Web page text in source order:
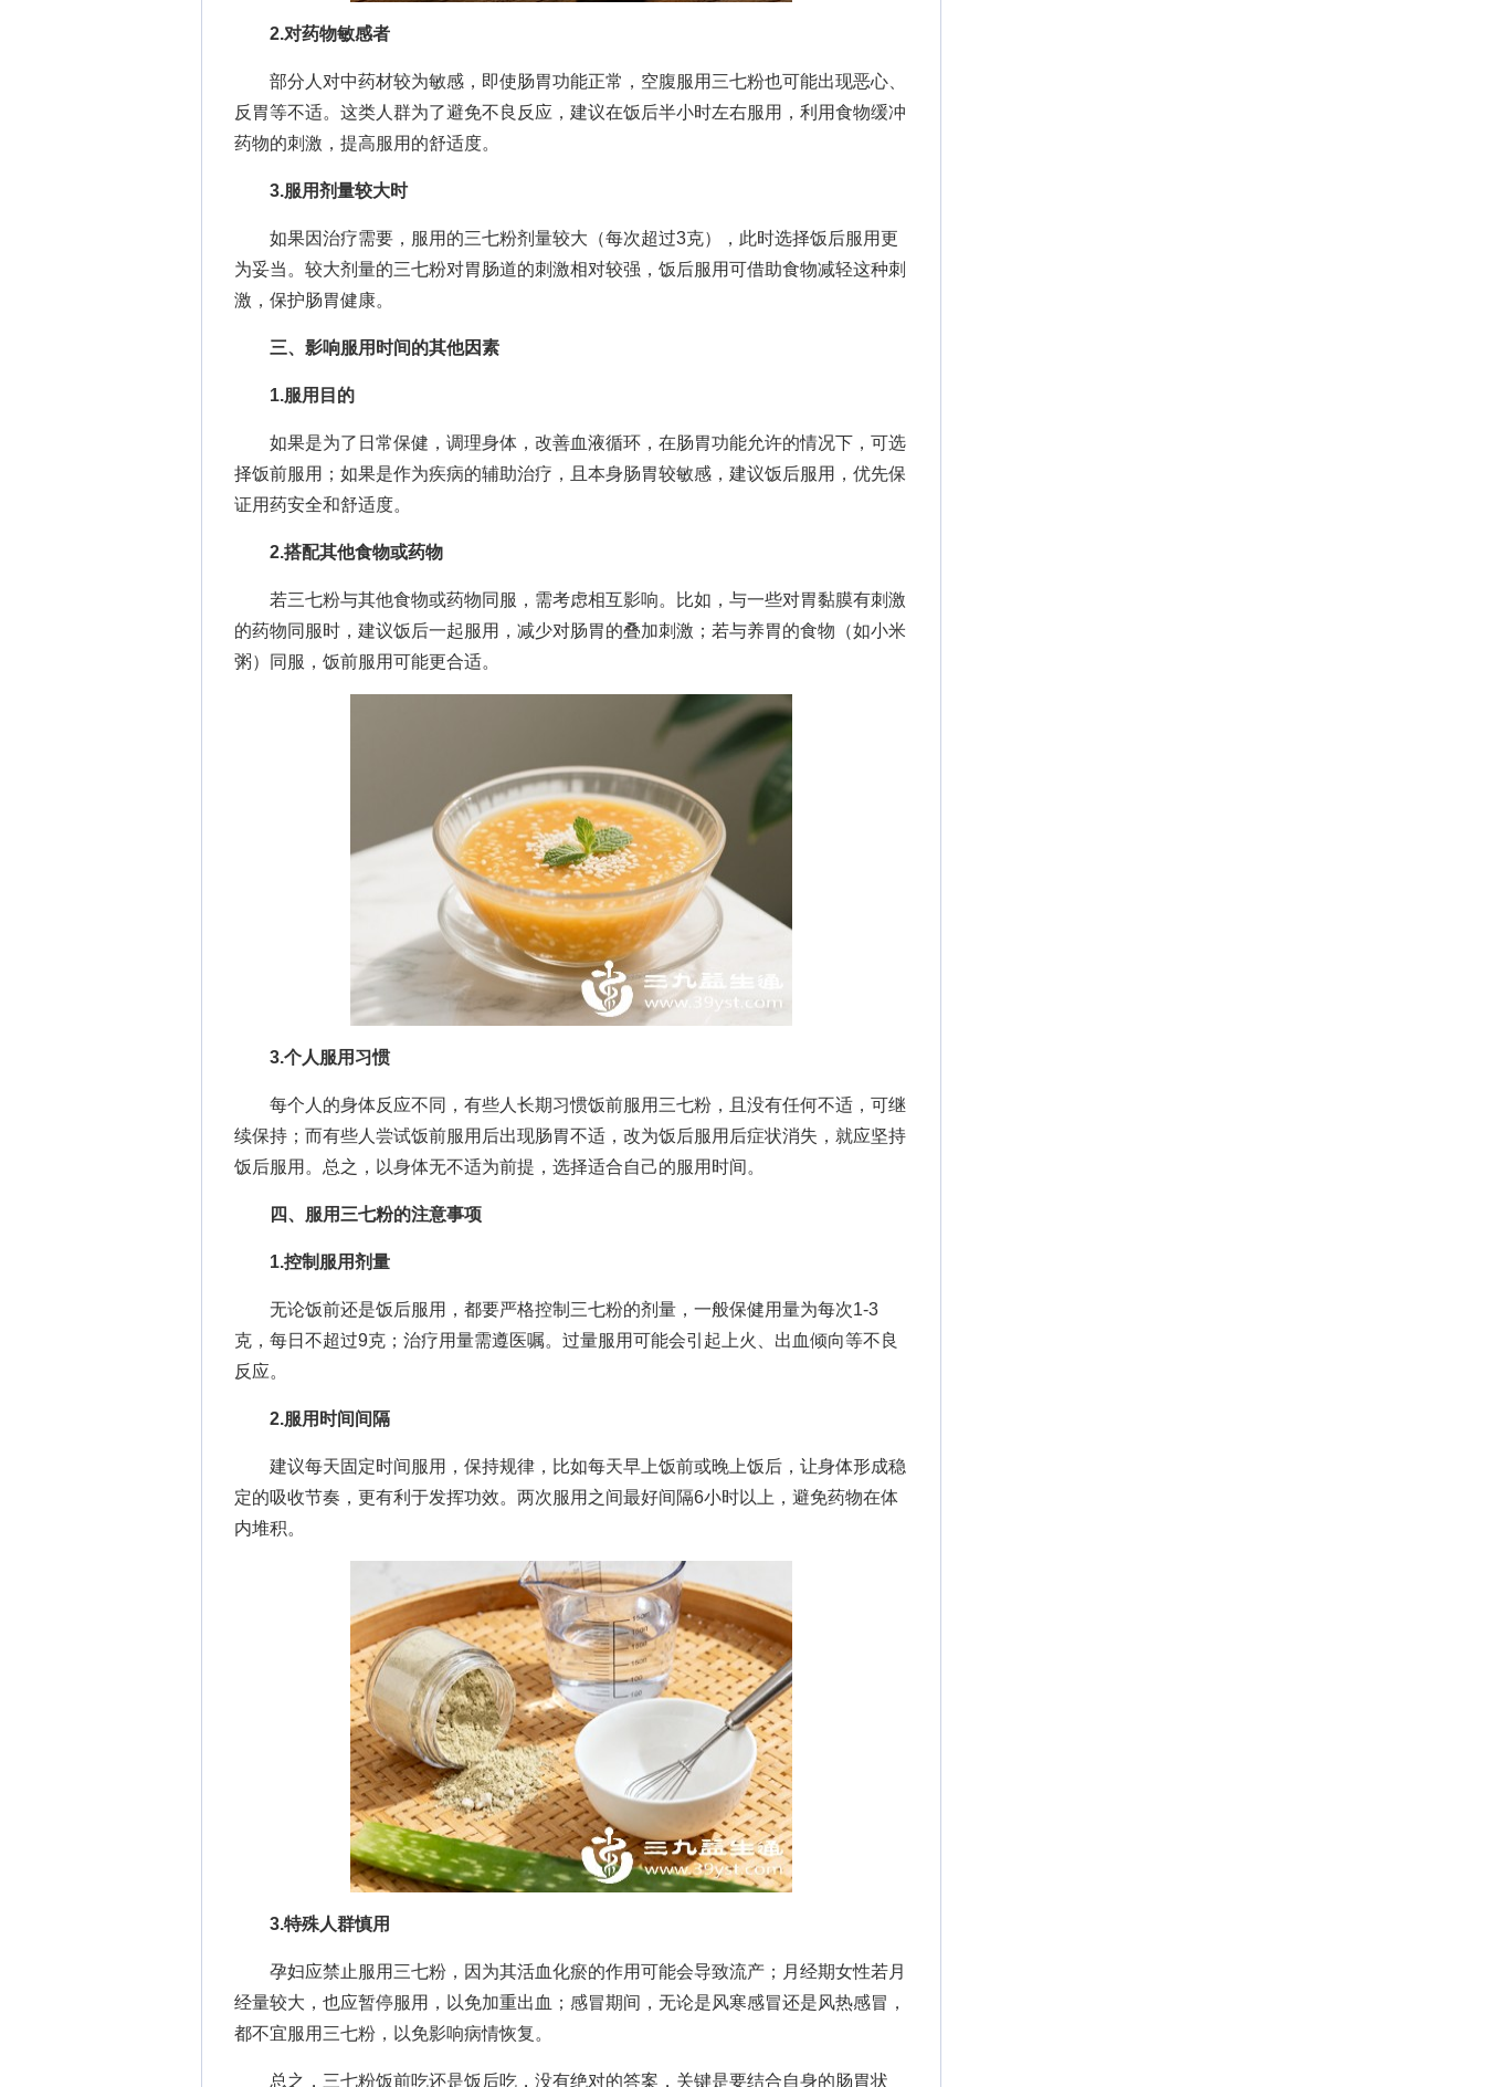
2.对药物敏感者
部分人对中药材较为敏感，即使肠胃功能正常，空腹服用三七粉也可能出现恶心、
反胃等不适。这类人群为了避免不良反应，建议在饭后半小时左右服用，利用食物缓冲
药物的刺激，提高服用的舒适度。
3.服用剂量较大时
如果因治疗需要，服用的三七粉剂量较大（每次超过3克），此时选择饭后服用更
为妥当。较大剂量的三七粉对胃肠道的刺激相对较强，饭后服用可借助食物减轻这种刺
激，保护肠胃健康。
三、影响服用时间的其他因素
1.服用目的
如果是为了日常保健，调理身体，改善血液循环，在肠胃功能允许的情况下，可选
择饭前服用；如果是作为疾病的辅助治疗，且本身肠胃较敏感，建议饭后服用，优先保
证用药安全和舒适度。
2.搭配其他食物或药物
若三七粉与其他食物或药物同服，需考虑相互影响。比如，与一些对胃黏膜有刺激
的药物同服时，建议饭后一起服用，减少对肠胃的叠加刺激；若与养胃的食物（如小米
粥）同服，饭前服用可能更合适。
3.个人服用习惯
每个人的身体反应不同，有些人长期习惯饭前服用三七粉，且没有任何不适，可继
续保持；而有些人尝试饭前服用后出现肠胃不适，改为饭后服用后症状消失，就应坚持
饭后服用。总之，以身体无不适为前提，选择适合自己的服用时间。
四、 服用三七粉的注意事项
1.控制服用剂量
无论饭前还是饭后服用，都要严格控制三七粉的剂量，一般保健用量为每次1-3
克，每日不超过9克；治疗用量需遵医嘱。过量服用可能会引起上火、出血倾向等不良
反应。
2.服用时间间隔
建议每天固定时间服用，保持规律，比如每天早上饭前或晚上饭后，让身体形成稳
定的吸收节奏，更有利于发挥功效。两次服用之间最好间隔6小时以上，避免药物在体
内堆积。
3.特殊人群慎用
孕妇应禁止服用三七粉，因为其活血化瘀的作用可能会导致流产；月经期女性若月
经量较大，也应暂停服用，以免加重出血；感冒期间，无论是风寒感冒还是风热感冒，
都不宜服用三七粉，以免影响病情恢复。
总之，三七粉饭前吃还是饭后吃，没有绝对的答案，关键是要结合自身的肠胃状